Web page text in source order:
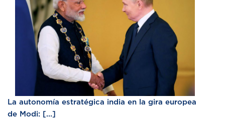
La autonomía estratégica india en la gira europea
de Modi: [...]